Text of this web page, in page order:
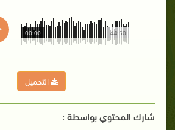
44:50
00:00
التحميل
شارك المحتوي بواسطة :